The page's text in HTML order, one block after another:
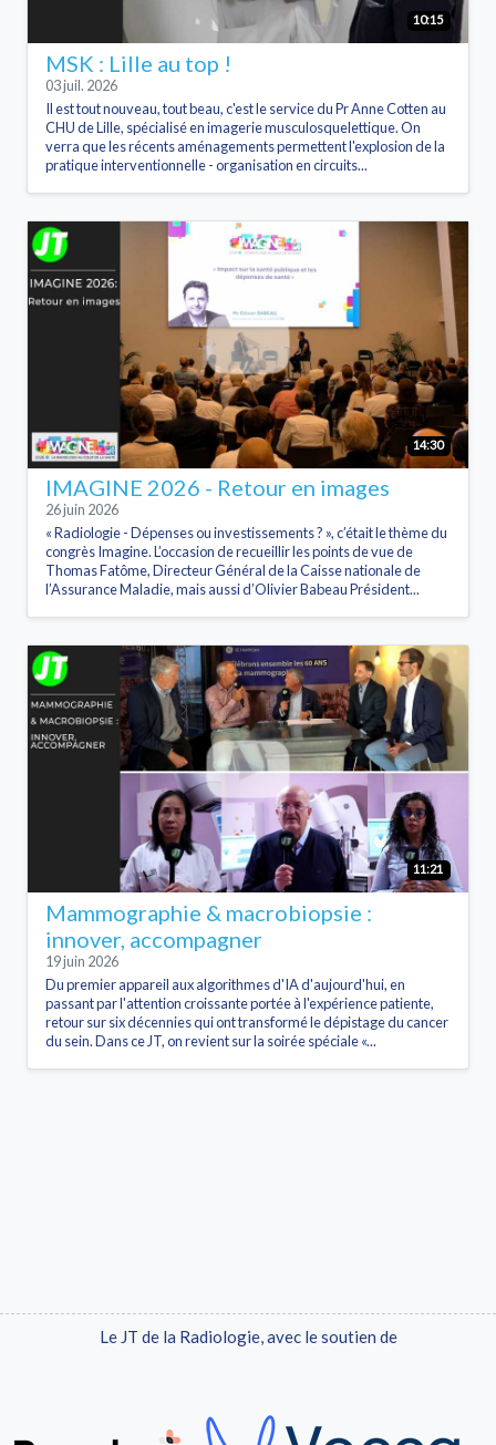
10:15
MSK : Lille au top !
03 juil. 2026
Il est tout nouveau, tout beau, c'est le service du Pr Anne Cotten au
CHU de Lille, spécialisé en imagerie musculosquelettique. On
verra que les récents aménagements permettent l'explosion de la
pratique interventionnelle - organisation en circuits...
14:30
IMAGINE 2026 - Retour en images
26 juin 2026
« Radiologie - Dépenses ou investissements ? », c’était le thème du
congrès Imagine. L’occasion de recueillir les points de vue de
Thomas Fatôme, Directeur Général de la Caisse nationale de
l’Assurance Maladie, mais aussi d’Olivier Babeau Président...
11:21
Mammographie & macrobiopsie :
innover, accompagner
19 juin 2026
Du premier appareil aux algorithmes d'IA d'aujourd'hui, en
passant par l'attention croissante portée à l'expérience patiente,
retour sur six décennies qui ont transformé le dépistage du cancer
du sein. Dans ce JT, on revient sur la soirée spéciale «...
Le JT de la Radiologie, avec le soutien de